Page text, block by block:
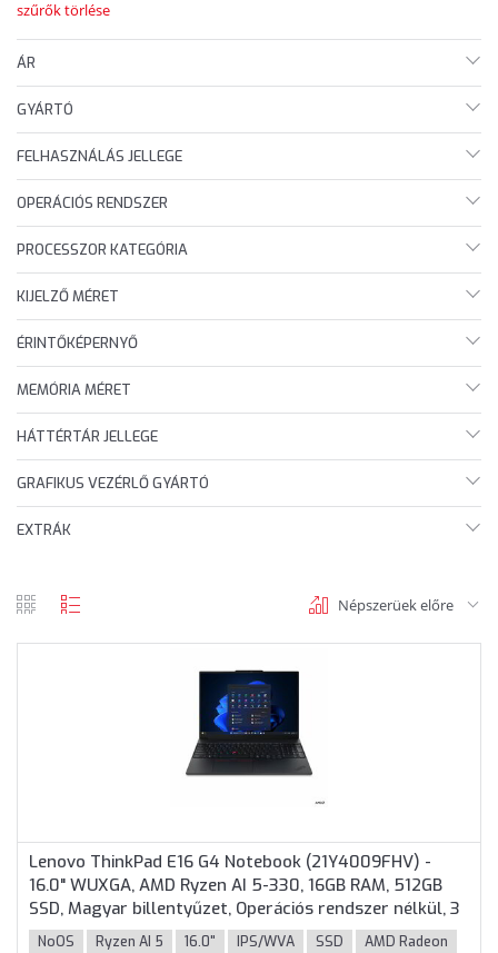
szűrők törlése
ÁR
GYÁRTÓ
FELHASZNÁLÁS JELLEGE
OPERÁCIÓS RENDSZER
PROCESSZOR KATEGÓRIA
KIJELZŐ MÉRET
ÉRINTŐKÉPERNYŐ
MEMÓRIA MÉRET
HÁTTÉRTÁR JELLEGE
GRAFIKUS VEZÉRLŐ GYÁRTÓ
EXTRÁK
Népszerüek előre
Lenovo ThinkPad E16 G4 Notebook (21Y4009FHV) -
16.0" WUXGA, AMD Ryzen AI 5-330, 16GB RAM, 512GB
SSD, Magyar billentyűzet, Operációs rendszer nélkül, 3
év garancia, Fekete színben
NoOS Ryzen AI 5 16.0" IPS/WVA SSD AMD Radeon